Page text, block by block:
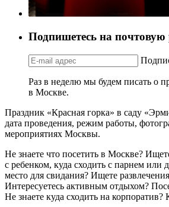
Подпишетесь на почтовую
Раз в неделю мы будем писать о
в Москве.
Праздник «Красная горка» в саду
дата проведения, режим работы,
мероприятиях Москвы.
Не знаете что посетить в Москве?
с ребенком, куда сходить с парнем или
место для свидания? Ищете
Интересуетесь активным отдыхом?
Не знаете куда сходить на